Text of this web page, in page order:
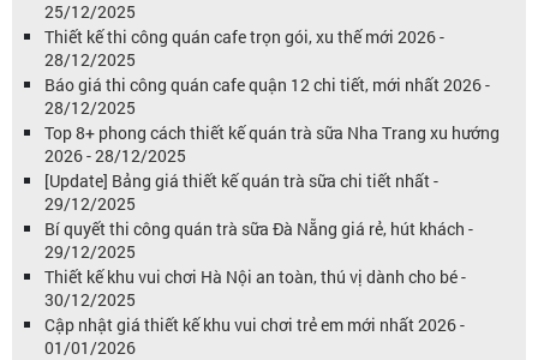
25/12/2025
Thiết kế thi công quán cafe trọn gói, xu thế mới 2026 -
28/12/2025
Báo giá thi công quán cafe quận 12 chi tiết, mới nhất 2026 -
28/12/2025
Top 8+ phong cách thiết kế quán trà sữa Nha Trang xu hướng
2026 - 28/12/2025
[Update] Bảng giá thiết kế quán trà sữa chi tiết nhất -
29/12/2025
Bí quyết thi công quán trà sữa Đà Nẵng giá rẻ, hút khách -
29/12/2025
Thiết kế khu vui chơi Hà Nội an toàn, thú vị dành cho bé -
30/12/2025
Cập nhật giá thiết kế khu vui chơi trẻ em mới nhất 2026 -
01/01/2026